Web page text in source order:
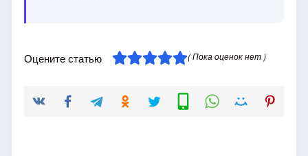
Оцените статью ( Пока оценок нет )